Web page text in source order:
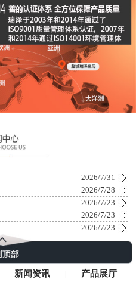
2026/7/31
2026/7/28
2026/7/23
2026/7/23
2026/7/23
新闻资讯 | 产品展厅